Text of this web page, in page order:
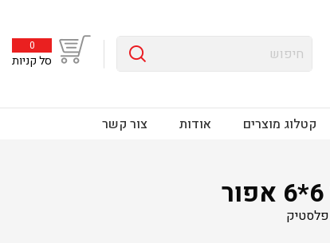
0
סל קניות
קטלוג מוצרים אודות
צור קשר